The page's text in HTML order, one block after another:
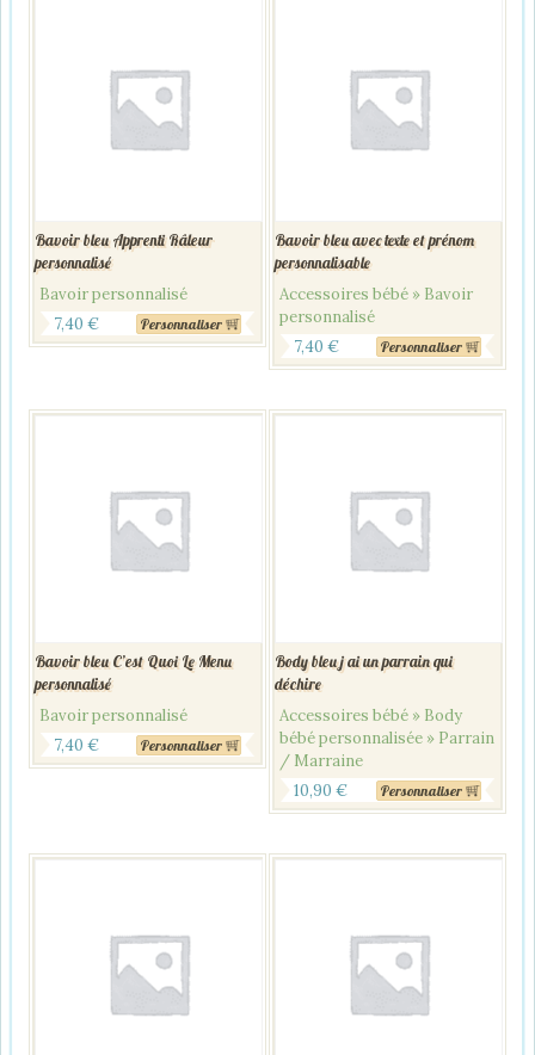
Bavoir bleu Apprenti Râleur
personnalisé
Bavoir personnalisé
7,40 € Personnaliser
Bavoir bleu avec texte et prénom
personnalisable
Accessoires bébé » Bavoir
personnalisé
7,40 € Personnaliser
Bavoir bleu C’est Quoi Le Menu
personnalisé
Bavoir personnalisé
7,40 € Personnaliser
Body bleu j ai un parrain qui
déchire
Accessoires bébé » Body
bébé personnalisée » Parrain
/ Marraine
10,90 € Personnaliser